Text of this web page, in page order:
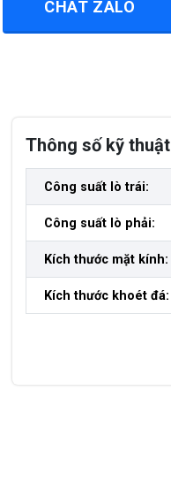
CHAT ZALO
Thông số kỹ thuật
Công suất lò trái:
Công suất lò phải:
Kích thước mặt kính:
Kích thước khoét đá: